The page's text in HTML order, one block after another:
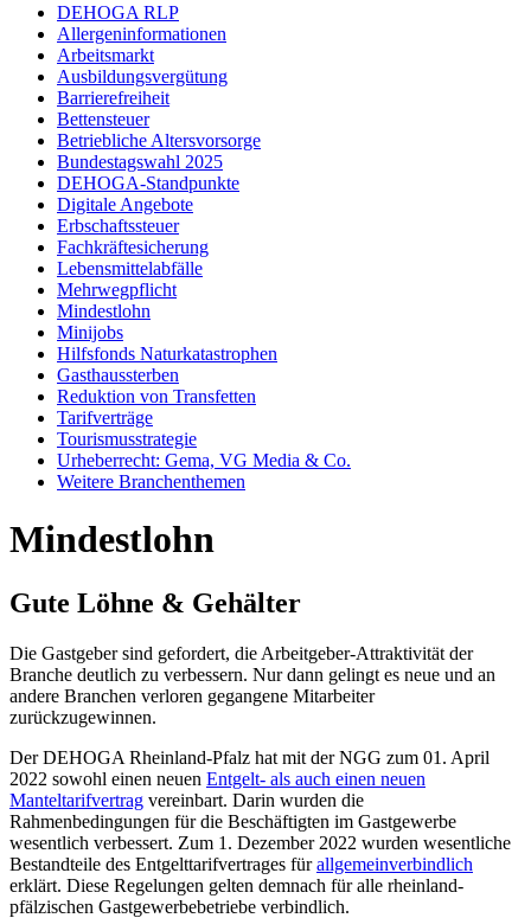
DEHOGA RLP
Allergeninformationen
Arbeitsmarkt
Ausbildungsvergütung
Barrierefreiheit
Bettensteuer
Betriebliche Altersvorsorge
Bundestagswahl 2025
DEHOGA-Standpunkte
Digitale Angebote
Erbschaftssteuer
Fachkräftesicherung
Lebensmittelabfälle
Mehrwegpflicht
Mindestlohn
Minijobs
Hilfsfonds Naturkatastrophen
Gasthaussterben
Reduktion von Transfetten
Tarifverträge
Tourismusstrategie
Urheberrecht: Gema, VG Media & Co.
Weitere Branchenthemen
Mindestlohn
Gute Löhne & Gehälter
Die Gastgeber sind gefordert, die Arbeitgeber-Attraktivität der
Branche deutlich zu verbessern. Nur dann gelingt es neue und an
andere Branchen verloren gegangene Mitarbeiter
zurückzugewinnen.
Der DEHOGA Rheinland-Pfalz hat mit der NGG zum 01. April
2022 sowohl einen neuen Entgelt- als auch einen neuen
Manteltarifvertrag vereinbart. Darin wurden die
Rahmenbedingungen für die Beschäftigten im Gastgewerbe
wesentlich verbessert. Zum 1. Dezember 2022 wurden wesentliche
Bestandteile des Entgelttarifvertrages fürallgemeinverbindlich
erklärt. Diese Regelungen gelten demnach für alle rheinland-
pfälzischen Gastgewerbebetriebe verbindlich.